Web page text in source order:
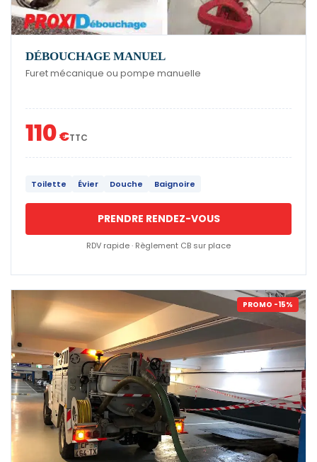
DÉBOUCHAGE MANUEL
Furet mécanique ou pompe manuelle
110€TTC
Toilette Évier Douche Baignoire
PRENDRE RENDEZ-VOUS
RDV rapide · Règlement CB sur place
PROMO -15%